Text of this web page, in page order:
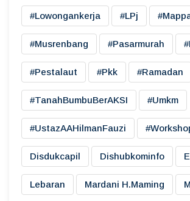
#lowongankerja #LPj
#musrenbang #pasarmurah
#pestalaut #pkk #ramadan
#TanahBumbuBerAKSI #umkm
#UstazAAHilmanFauzi
Disdukcapil Dishubkominfo
Lebaran Mardani H.maming